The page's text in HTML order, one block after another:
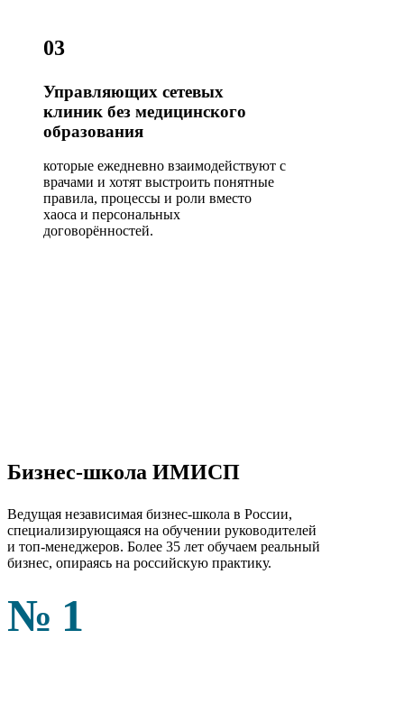
03
Управляющих сетевых
клиник без медицинского
образования
которые ежедневно взаимодействуют с
врачами и хотят выстроить понятные
правила, процессы и роли вместо
хаоса и персональных
договорённостей.
Бизнес-школа ИМИСП
Ведущая независимая бизнес-школа в России,
специализирующаяся на обучении руководителей
и топ-менеджеров. Более 35 лет обучаем реальный
бизнес, опираясь на российскую практику.
№1